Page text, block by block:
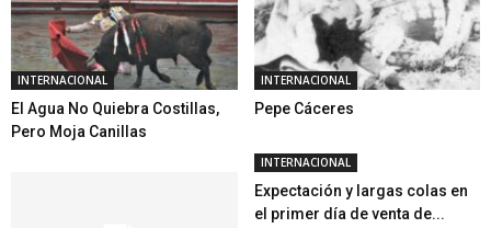
INTERNACIONAL
El Agua No Quiebra Costillas,
Pero Moja Canillas
INTERNACIONAL
Pepe Cáceres
INTERNACIONAL
Expectación y largas colas en
el primer día de venta de...